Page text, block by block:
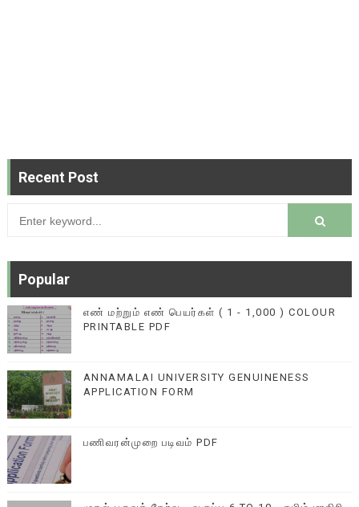
Recent Post
Popular
எண் மற்றும் எண் பெயர்கள் ( 1 - 1,000 ) COLOUR
PRINTABLE PDF
ANNAMALAI UNIVERSITY GENUINENESS
APPLICATION FORM
பணிவரன்முறை படிவம் PDF